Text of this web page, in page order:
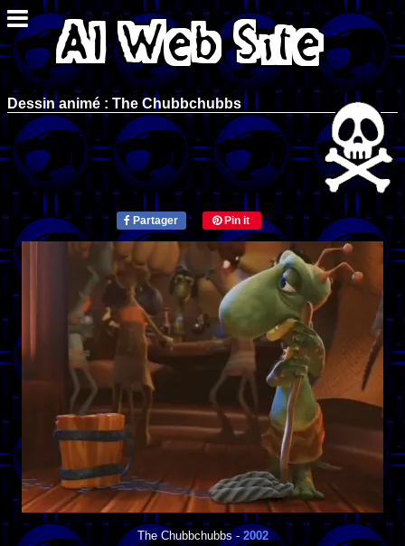
Dessin animé : The Chubbchubbs
Partager Pin it
The Chubbchubbs - 2002